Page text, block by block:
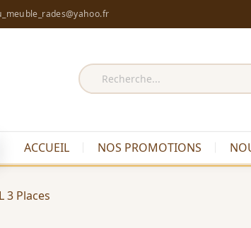
ACCUEIL NOS PROMOTIONS
3 Places